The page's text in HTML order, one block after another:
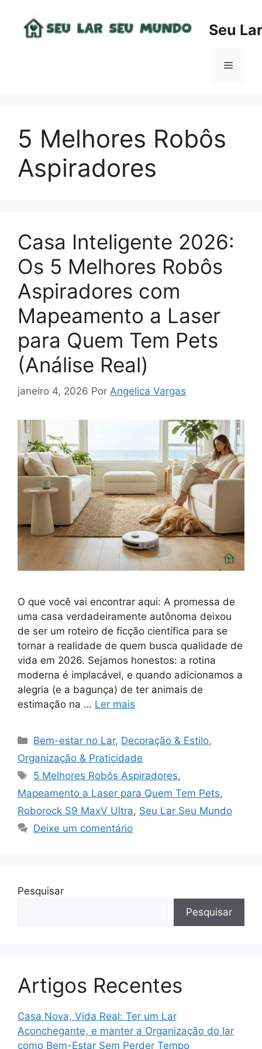
Seu
Menu
5 Melhores Robôs
Aspiradores
Casa Inteligente 2026:
Os 5 Melhores Robôs
Aspiradores com
Mapeamento a Laser
para Quem Tem Pets
(Análise Real)
janeiro 4, 2026 Por Angelica Vargas
O que você vai encontrar aqui: A promessa de
uma casa verdadeiramente autônoma deixou
de ser um roteiro de ficção científica para se
tornar a realidade de quem busca qualidade de
vida em 2026. Sejamos honestos: a rotina
moderna é implacável, e quando adicionamos a
alegria (e a bagunça) de ter animais de
estimação na … Ler mais
Categorias
Bem-estar no Lar, Decoração & Estilo,
Organização & Praticidade
Tags
5 Melhores Robôs Aspiradores,
Mapeamento a Laser para Quem Tem Pets,
Roborock S9 MaxV Ultra, Seu Lar Seu Mundo
Deixe um comentário
Pesquisar
Pesquisar
Artigos Recentes
Casa Nova, Vida Real: Ter um Lar
Aconchegante, e manter a Organização do lar
como Bem-Estar Sem Perder Tempo